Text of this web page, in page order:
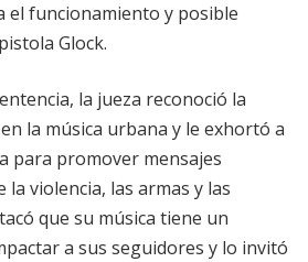
el funcionamiento y posible
Glock.
la jueza reconoció la
la música urbana y le exhortó a
para promover mensajes
la violencia, las armas y las
que su música tiene un
a sus seguidores y lo invitó